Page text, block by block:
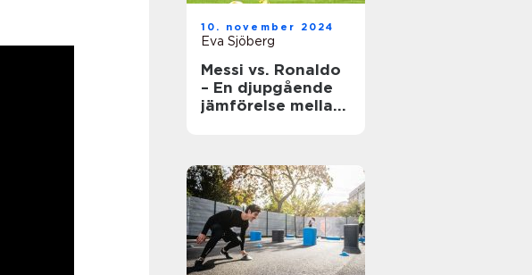
10. november 2024
Eva Sjöberg
Messi vs. Ronaldo
– En djupgående
jämförelse mellan